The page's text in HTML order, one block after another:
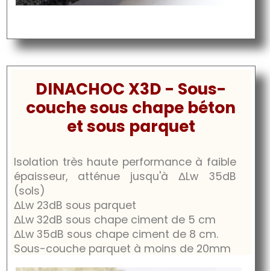
DINACHOC X3D - Sous-
couche sous chape béton
et sous parquet
Isolation très haute performance à faible
épaisseur, atténue jusqu'àΔLw
35dB
(sols)
ΔLw 23dB sous parquet
ΔLw 32dB sous chape ciment de 5 cm
ΔLw 35dB sous chape ciment de 8 cm.
Sous-couche parquet à moins de 20mm